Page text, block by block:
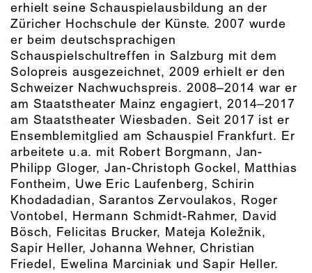
erhielt seine Schauspielausbildung an der
Züricher Hochschule der Künste. 2007 wurde
er beim deutschsprachigen
Schauspielschultreffen in Salzburg mit dem
Solopreis ausgezeichnet, 2009 erhielt er den
Schweizer Nachwuchspreis. 2008–2014 war er
am Staatstheater Mainz engagiert, 2014–2017
am Staatstheater Wiesbaden. Seit 2017 ist er
Ensemblemitglied am Schauspiel Frankfurt. Er
arbeitete u.a. mit Robert Borgmann, Jan-
Philipp Gloger, Jan-Christoph Gockel, Matthias
Fontheim, Uwe Eric Laufenberg, Schirin
Khodadadian, Sarantos Zervoulakos, Roger
Vontobel, Hermann Schmidt-Rahmer, David
Bösch, Felicitas Brucker, Mateja Koležnik,
Sapir Heller, Johanna Wehner, Christian
Friedel, Ewelina Marciniak und Sapir Heller.